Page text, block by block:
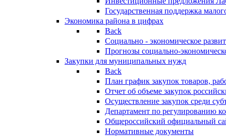
Государственная поддержка
Экономика района в цифрах
Back
Социально - экономическое
Прогнозы социально-
Закупки для муниципальных нужд
Back
План график закупок товаров,
Отчет об объеме закупок
Осуществление закупок среди
Департамент по регулированию
Общероссийский официальный
Нормативные документы